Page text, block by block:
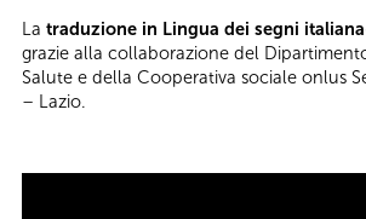
La traduzione in Lingua dei segni
grazie alla collaborazione del
Salute e della Cooperativa sociale onlus
– Lazio.